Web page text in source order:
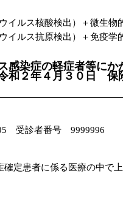
イルス核酸検出）＋微生物
イルス抗原検出）＋免疫学
感染症の軽症者等にか
和２年４月３０日
受診者番号 9999996
確定患者に係る医療の中で